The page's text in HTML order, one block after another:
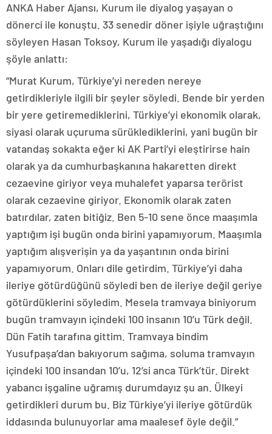
ANKA Haber Ajansı, Kurum ile diyalog yaşayan o
dönerci ile konuştu. 33 senedir döner işiyle uğraştığını
söyleyen Hasan Toksoy, Kurum ile yaşadığı diyalogu
şöyle anlattı:
“Murat Kurum, Türkiye’yi nereden nereye
getirdikleriyle ilgili bir şeyler söyledi. Bende bir yerden
bir yere getiremediklerini, Türkiye’yi ekonomik olarak,
siyasi olarak uçuruma sürüklediklerini, yani bugün bir
vatandaş sokakta eğer ki AK Parti’yi eleştirirse hain
olarak ya da cumhurbaşkanına hakaretten direkt
cezaevine giriyor veya muhalefet yaparsa terörist
olarak cezaevine giriyor. Ekonomik olarak zaten
batırdılar, zaten bitiğiz. Ben 5-10 sene önce maaşımla
yaptığım işi bugün onda birini yapamıyorum. Maaşımla
yaptığım alışverişin ya da yaşantının onda birini
yapamıyorum. Onları dile getirdim. Türkiye’yi daha
ileriye götürdüğünü söyledi ben de ileriye değil geriye
götürdüklerini söyledim. Mesela tramvaya biniyorum
bugün tramvayın içindeki 100 insanın 10’u Türk değil.
Dün Fatih tarafına gittim. Tramvaya bindim
Yusufpaşa’dan bakıyorum sağıma, soluma tramvayın
içindeki 100 insandan 10’u, 12’si anca Türk’tür. Direkt
yabancı işgaline uğramış durumdayız şu an. Ülkeyi
getirdikleri durum bu. Biz Türkiye’yi ileriye götürdük
iddasında bulunuyorlar ama maalesef öyle değil.”